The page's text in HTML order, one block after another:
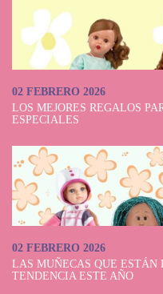
02 FEBRERO 2026
LOS MEJORES REGALOS
ESPECIALES
02 FEBRERO 2026
LAS MUÑECAS QUE ESTÁN
TENDENCIA ESTE AÑO